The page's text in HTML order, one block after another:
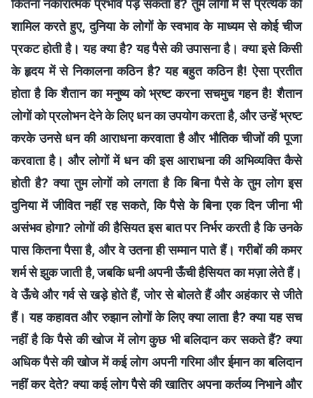
कितना नकारात्मक प्रभाव पड़ सकता है? तुम लोगों में से प्रत्येक को
शामिल करते हुए, दुनिया के लोगों के स्वभाव के माध्यम से कोई चीज
प्रकट होती है। यह क्या है? यह पैसे की उपासना है। क्या इसे किसी
के हृदय में से निकालना कठिन है? यह बहुत कठिन है! ऐसा प्रतीत
होता है कि शैतान का मनुष्य को भ्रष्ट करना सचमुच गहन है! शैतान
लोगों को प्रलोभन देने के लिए धन का उपयोग करता है, और उन्हें भ्रष्ट
करके उनसे धन की आराधना करवाता है और भौतिक चीजों की पूजा
करवाता है। और लोगों में धन की इस आराधना की अभिव्यक्ति कैसे
होती है? क्या तुम लोगों को लगता है कि बिना पैसे के तुम लोग इस
दुनिया में जीवित नहीं रह सकते, कि पैसे के बिना एक दिन जीना भी
असंभव होगा? लोगों की हैसियत इस बात पर निर्भर करती है कि उनके
पास कितना पैसा है, और वे उतना ही सम्मान पाते हैं। गरीबों की कमर
शर्म से झुक जाती है, जबकि धनी अपनी ऊँची हैसियत का मज़ा लेते हैं।
वे ऊँचे और गर्व से खड़े होते हैं, जोर से बोलते हैं और अहंकार से जीते
हैं। यह कहावत और रुझान लोगों के लिए क्या लाता है? क्या यह सच
नहीं है कि पैसे की खोज में लोग कुछ भी बलिदान कर सकते हैं? क्या
अधिक पैसे की खोज में कई लोग अपनी गरिमा और ईमान का बलिदान
नहीं कर देते? क्या कई लोग पैसे की खातिर अपना कर्तव्य निभाने और